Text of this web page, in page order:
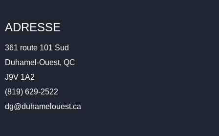
ADRESSE
361 route 101 Sud
Duhamel-Ouest, QC
J9V 1A2
(819) 629-2522
dg@duhamelouest.ca